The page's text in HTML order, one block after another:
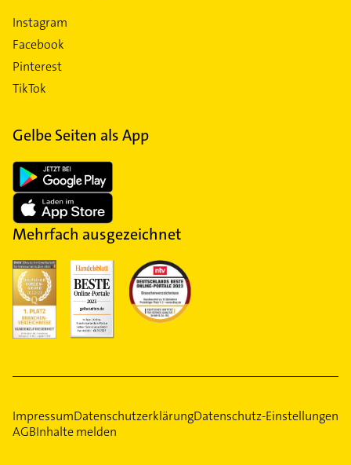
Instagram
Facebook
Pinterest
TikTok
Gelbe Seiten als App
Mehrfach ausgezeichnet
ImpressumDatenschutzerklärungDatenschutz-Einstellungen
AGBInhalte melden